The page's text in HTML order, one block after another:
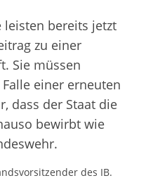
leisten bereits jetzt
zu einer
Sie müssen
einer erneuten
dass der Staat die
bewirbt wie
des IB.